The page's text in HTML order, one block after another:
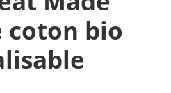
coton bio